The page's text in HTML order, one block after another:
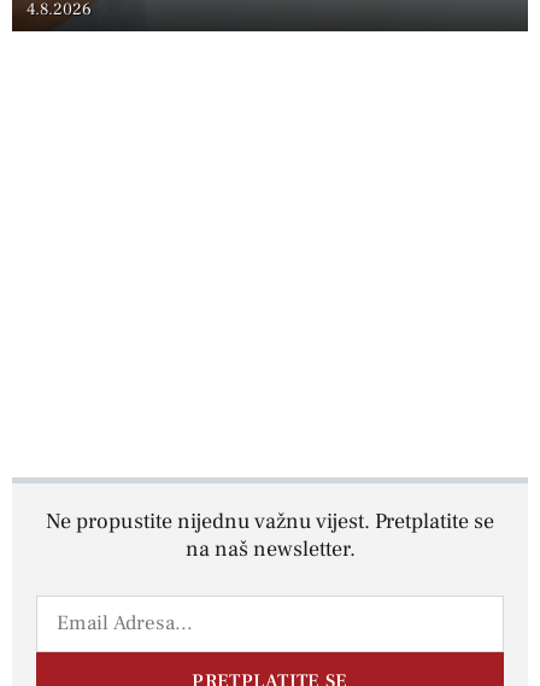
4.8.2026
Ne propustite nijednu važnu vijest. Pretplatite se
na naš newsletter.
PRETPLATITE SE